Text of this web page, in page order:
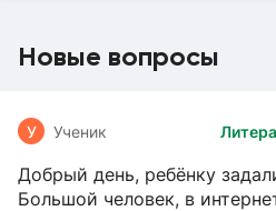
Новые вопросы
У Ученик
Добрый день, ребёнку
Большой человек, в